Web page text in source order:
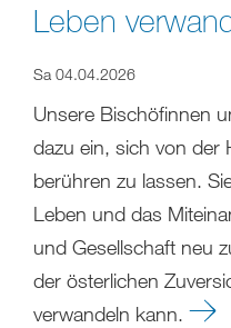
Leben
Sa 04.04.2026
Unsere Bischöfinnen
dazu ein, sich von der
berühren zu lassen.
Leben und das
und Gesellschaft neu
der österlichen
verwandeln kann.